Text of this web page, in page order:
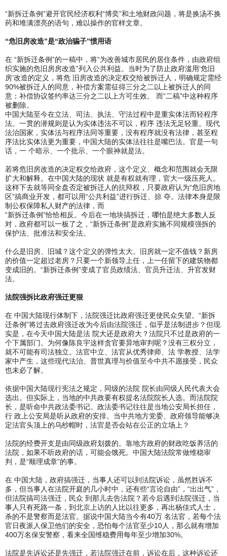
“新拆迁条例”避开官民经济权利“博奕”和土地财政问题，将是换汤不换
药和堆满漂亮的语句，难以操作的官样文章。
“危旧房改造”是“政治骗子”惯用语
在 “新拆迁条例”的一稿中，将“为改善城市居民的居住条件，由政府组
织实施的危旧房房改造”列入公共利益。当时为了防止政府滥用‘危旧
房’改造的定义，将危 旧房改造的决定权交给被拆迁人，明确规定需经
90%被拆迁人的同意，补偿方案需征得三分之二以上被拆迁人的同
意；补偿协议签约率达三分之二以上方可生效。 而“二稿”中这种程序
被删除。
中国大陆至今在立法、司法、执法、守法过程中是重实体法而轻程序
法。一贯的潜规则是认为实体违法不可以，程序 违法无足轻重。现代
法治国家，实体法与程序法同等重要，没有程序就没有法律，甚至程
序法比实体法更为重要，中国大陆的实体法往往是嘴巴法。官是一句
话，一 个暗示、一个批示、一个眼神就是法。
若将危旧房改造的决定权交给政府，这个定义、概念和范围就会无限
扩大和解释。在中国大陆的现状 就是有权就有理，官大一级压死人。
这样下去就等同全盘否定被拆迁人的抗辩权，只要政府认为“危旧房地
区”搞商业开发，都可以用“公共利益”进行拆迁、掠 夺。法律本身是限
制公权保障私人财产的法律，而
“新拆迁条例”恰恰相反。今后在一地块搞拆迁，哪怕是绝大多数人反
对，政府都可以一板了之，“新拆迁条例”是政府实施不同规模强拆的
保护法、批准法和安全法。
什么是旧房、旧城？这个定义的弹性太大。旧房就一定不值钱？新房
的价值一定超过老房？只要一个新领导上任，上一任留下的建筑物都
变成旧的。“新拆迁条例”变成了官员政绩法、官员升迁法、升官发财
法。
法院强拆比政府强迁更狠
在 中国大陆现行体制下，法院强迁比政府强迁更使民众失望。“新拆
迁条例”将过去政府强迁改为今后由法院强迁，似乎是法制进步？但现
实是，在今天中国大陆是法 院大还是政府大？法院只不过是政府的一
个下属部门。为何像陈良宇这样贪官要异地审判呢？没有三权分立，
就不可能有司法独立。法官中立、法官从优秀律师、法 学教授、法学
家中产生，这些现代法治、普世真理与价值至今中共不愿接受，民众
也未必了解。
依据中国大陆现行宪法之规定，同级的法院 院长由同级人民代表大会
选出。但实际上，当地的中共政要有权提名法院院长人选。而法院院
长，是听命中共政法委书记。政法委书记往往是当地公安局长担任，
行 政上公安局是听从政府的安排。当中共地方党委、政府领导能够决
定法官头顶上的乌纱帽时，法官是否会站在公正的立场上？
法院的经费开支是由同级政府划拨的。靠地方政府的财政吃饭养活的
法院，如果不听政府的话，可能会饿死。中国大陆法院常做维稳审
判，是“顺理成章”的事。
在 中国大陆，政府搞强迁，当事人还可以到法院诉讼，虽然胜诉不
多，但当事人在法院开庭的几小时中，还有些“言论自由”，“出出气”，
但法院搞司法强迁，民众 到那儿去告法院？若今后遇到法院强迁，当
事人只有死路一条，到北京上访的人比以往更多，再出杨佳式人士，
杀的不是警察而是法官。据说中国大陆当今有40万 名法官，若每个法
官日夜派人保卫他们的安全，恐怕每个法官至少10人，那么就有增加
400万名保安警察，看来全国维稳费用每年至少增加30%。
法院是先诉讼还是先强迁，若法院强迁在前，诉讼在后，这种诉讼还